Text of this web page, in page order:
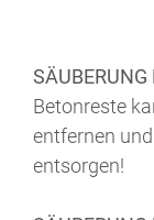
Betonreste
entfernen
entsorgen!